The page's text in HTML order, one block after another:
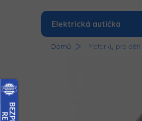
Elektrická autíčka
Domů Motorky pro děti